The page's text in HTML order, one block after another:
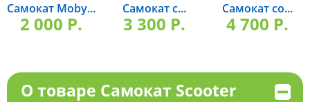
Самокат Moby...
2 000 P.
Самокат с...
3 300 P.
Самокат со...
4 700 P.
О товаре Самокат Scooter